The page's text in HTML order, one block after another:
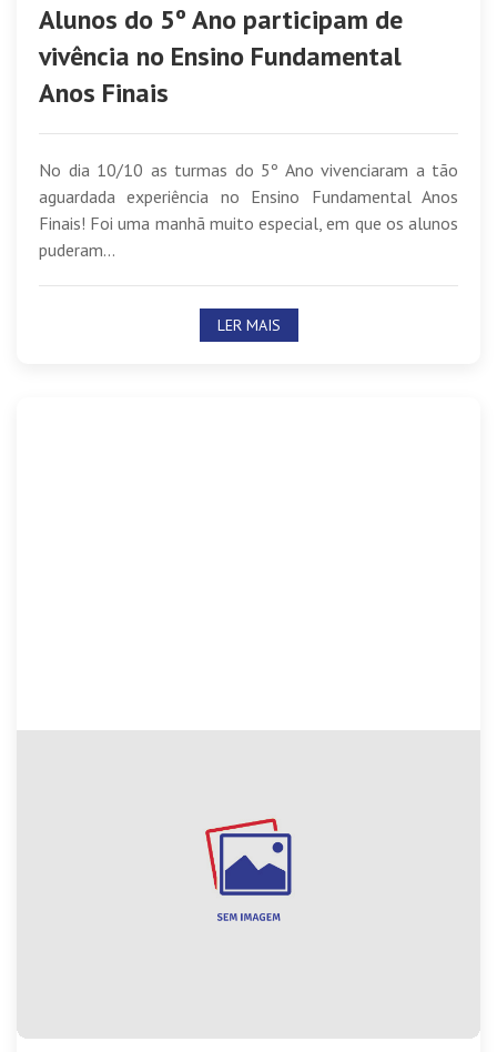
Alunos do 5º Ano participam de
vivência no Ensino Fundamental
Anos Finais
No dia 10/10 as turmas do 5º Ano vivenciaram a tão
aguardada experiência no Ensino Fundamental Anos
Finais! Foi uma manhã muito especial, em que os alunos
puderam...
LER MAIS